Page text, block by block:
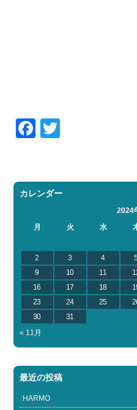
Facebook
カレンダー
2024
月
火 水
2
3 4
9
10 11
16
17 18
23
24 25
30
31
« 11月
最近の投稿
HARMO